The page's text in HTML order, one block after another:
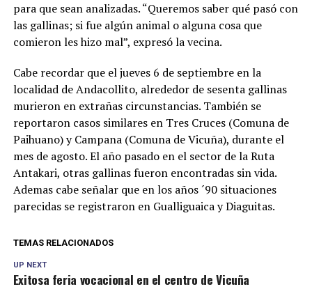
para que sean analizadas. “Queremos saber qué pasó con
las gallinas; si fue algún animal o alguna cosa que
comieron les hizo mal”, expresó la vecina.
Cabe recordar que el jueves 6 de septiembre en la
localidad de Andacollito, alrededor de sesenta gallinas
murieron en extrañas circunstancias. También se
reportaron casos similares en Tres Cruces (Comuna de
Paihuano) y Campana (Comuna de Vicuña), durante el
mes de agosto. El año pasado en el sector de la Ruta
Antakari, otras gallinas fueron encontradas sin vida.
Ademas cabe señalar que en los años ´90 situaciones
parecidas se registraron en Gualliguaica y Diaguitas.
TEMAS RELACIONADOS
UP NEXT
Exitosa feria vocacional en el centro de Vicuña